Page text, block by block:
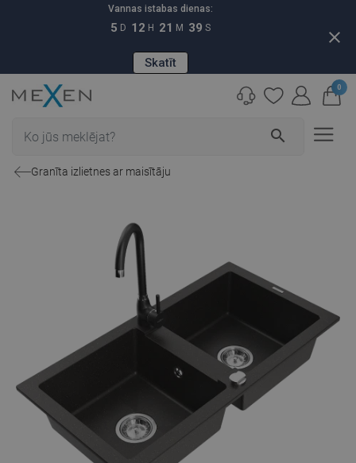
Vannas istabas dienas:
5 D 12 H 21 M 38 S
Skatīt
close
search
0
Granīta izlietnes ar maisītāju